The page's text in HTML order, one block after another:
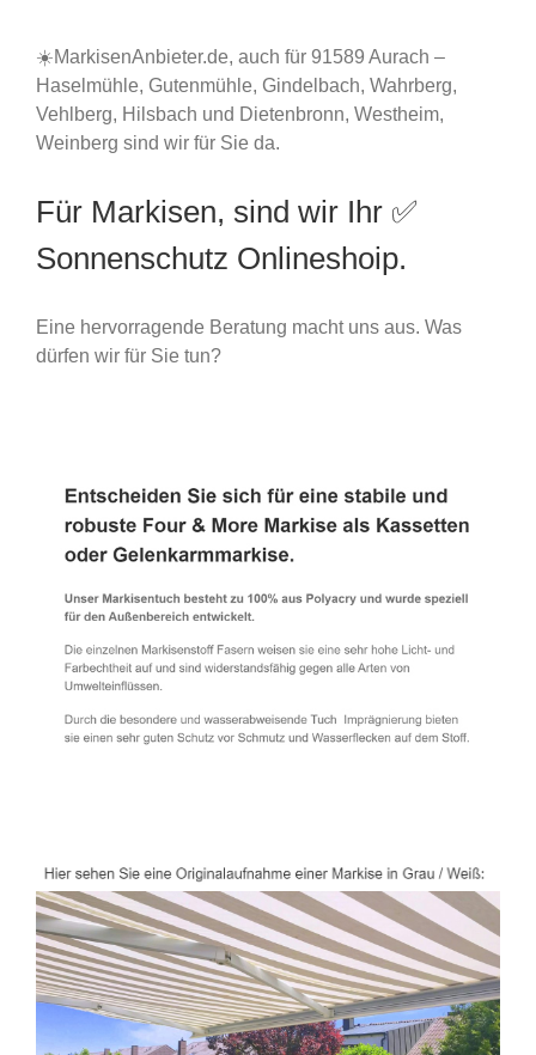
☀️MarkisenAnbieter.de, auch für 91589 Aurach –
Haselmühle, Gutenmühle, Gindelbach, Wahrberg,
Vehlberg, Hilsbach und Dietenbronn, Westheim,
Weinberg sind wir für Sie da.
Für Markisen, sind wir Ihr ✅
Sonnenschutz Onlineshoip.
Eine hervorragende Beratung macht uns aus. Was
dürfen wir für Sie tun?